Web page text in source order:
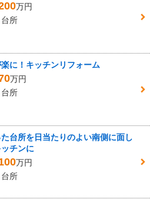
万円
所
に！キッチンリフォーム
万円
所
台所を日当たりのよい南側に面し
チンに
万円
所